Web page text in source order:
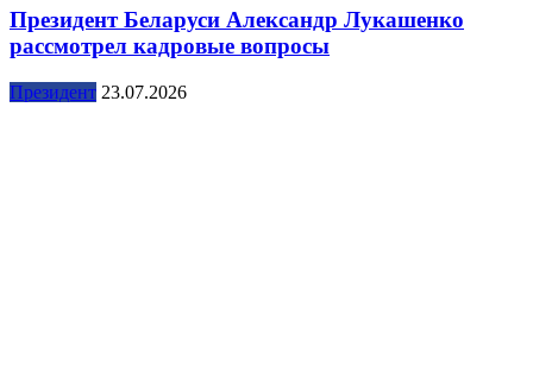
Президент Беларуси Александр Лукашенко
рассмотрел кадровые вопросы
Президент 23.07.2026